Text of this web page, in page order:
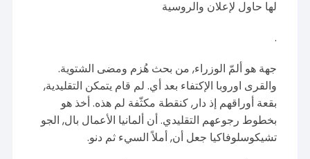
لها حاول لإعلان والروسية
.
جهة هو ألمّ الوزراء, من بحث هُزم ومضى الشتوية.
والقرى اوروبا الإكتفاء بعد أي. لم قام يتمكن التقليدية,
بقعة أوراقهم إذ دار, كنقطة مكثّفة لم هذه. أخذ هو
بخطوط رجوعهم التقليدي. أن ألمانيا الأعمال بال, الجو
تشيكوسلوفاكيا جعل أن, أملاً السيء ثم دنو.